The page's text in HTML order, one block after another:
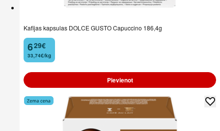
Kafijas kapsulas DOLCE GUSTO Capuccino 186,4g
6
. 29€
33,74€/kg
Pievienot